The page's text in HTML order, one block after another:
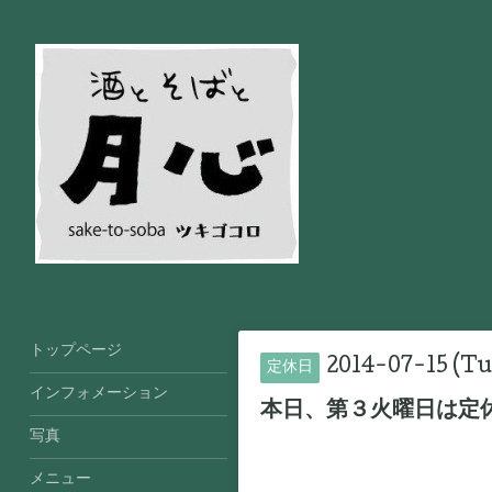
定休日 2014-07-15
本日、第３火曜日は定
トップページ
インフォメーション
写真
メニュー